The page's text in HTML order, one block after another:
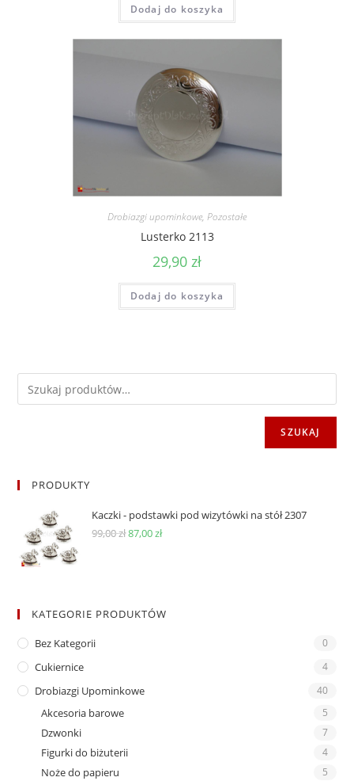
Dodaj do koszyka
Drobiazgi upominkowe, Pozostałe
Lusterko 2113
29,90 zł
Dodaj do koszyka
SZUKAJ
PRODUKTY
Kaczki - podstawki pod wizytówki na stół 2307
99,00złPierwotna
87,00złAktualna
KATEGORIE PRODUKTÓW
Bez Kategorii 0
Cukiernice 4
Drobiazgi Upominkowe 40
Akcesoria barowe 5
Dzwonki 7
Figurki do biżuterii 4
Noże do papieru 5